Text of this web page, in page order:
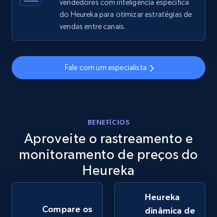
Amazon sellers info
URL, Product id, Title, Seller name, Seller rating,
Seller reviews, Breadcrumbs, Root category, and
more.
2.5K+ 359+ Comece agora
vendedores com inteligência específica
do Heureka para otimizar estratégias de
vendas entre canais.
Fale com um especialista
BENEFÍCIOS
Aproveite o rastreamento e
monitoramento de preços do
Heureka
Compare os
Heureka
dinâmica de